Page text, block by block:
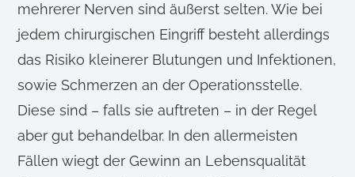
mehrerer Nerven sind äußerst selten. Wie bei
jedem chirurgischen Eingriff besteht allerdings
das Risiko kleinerer Blutungen und Infektionen,
sowie Schmerzen an der Operationsstelle.
Diese sind – falls sie auftreten – in der Regel
aber gut behandelbar. In den allermeisten
Fällen wiegt der Gewinn an Lebensqualität